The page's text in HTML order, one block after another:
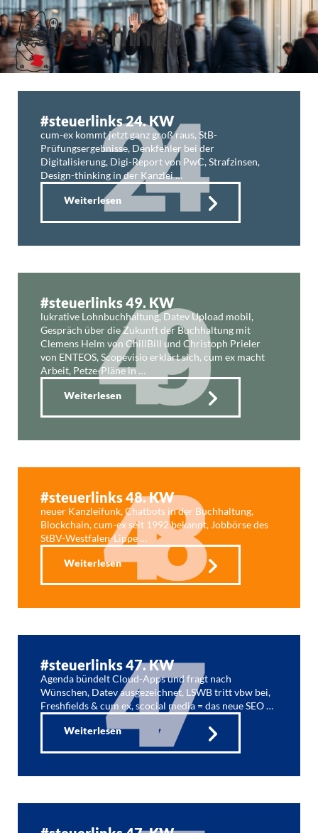
#steuerlinks
#steuerlinks 24. KW
cum-ex kommt jetzt ganz groß raus, StB-
Prüfungsergebnisse, Denkfehler bei der
Digitalisierung, Digi-Report von PwC, Strafzinsen,
Design-thinking in der Kanzlei …
Weiterlesen
#steuerlinks 49. KW
lukrative Lohnbuchhaltung, Datev Upload mobil,
Gespräch über die Zukunft der Buchhaltung mit
Clemens Helm von ChillBill und Christoph Prieler
von ENTEOS, Scopevisio erklärt sich, cum ex macht
Arbeit, Petze-Pläne in …
Weiterlesen
#steuerlinks 48. KW
neuer Kanzleifunk, Chatbots in der Buchhaltung,
Blockchain, cum-ex seit 1992 bekannt, Jobbörse des
StBV-Westfalen-Lippe …
Weiterlesen
#steuerlinks 47. KW
Agenda bündelt Cloud-Apps und fragt nach
Wünschen, Datev ausgezeichnet, LSWB tritt vbw bei,
Freshfields & cum ex, scocial media = das neue SEO …
Weiterlesen